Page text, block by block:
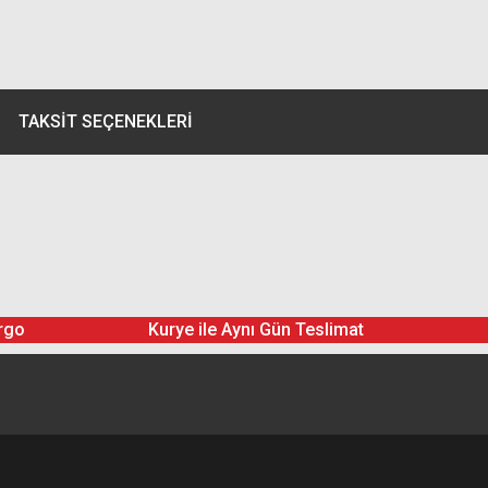
TAKSIT SEÇENEKLERI
Kurye ile Aynı Gün Teslimat